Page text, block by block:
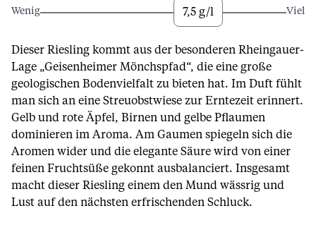
Wenig 7,5 g/l Viel
Dieser Riesling kommt aus der besonderen Rheingauer-
Lage „Geisenheimer Mönchspfad“, die eine große
geologischen Bodenvielfalt zu bieten hat. Im Duft fühlt
man sich an eine Streuobstwiese zur Erntezeit erinnert.
Gelb und rote Äpfel, Birnen und gelbe Pflaumen
dominieren im Aroma. Am Gaumen spiegeln sich die
Aromen wider und die elegante Säure wird von einer
feinen Fruchtsüße gekonnt ausbalanciert. Insgesamt
macht dieser Riesling einem den Mund wässrig und
Lust auf den nächsten erfrischenden Schluck.